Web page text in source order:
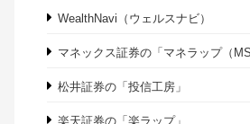
クラウドバンク
ラッキーバンク
ロボアドバイザー
10万円から投資できるTHEO（テオ）